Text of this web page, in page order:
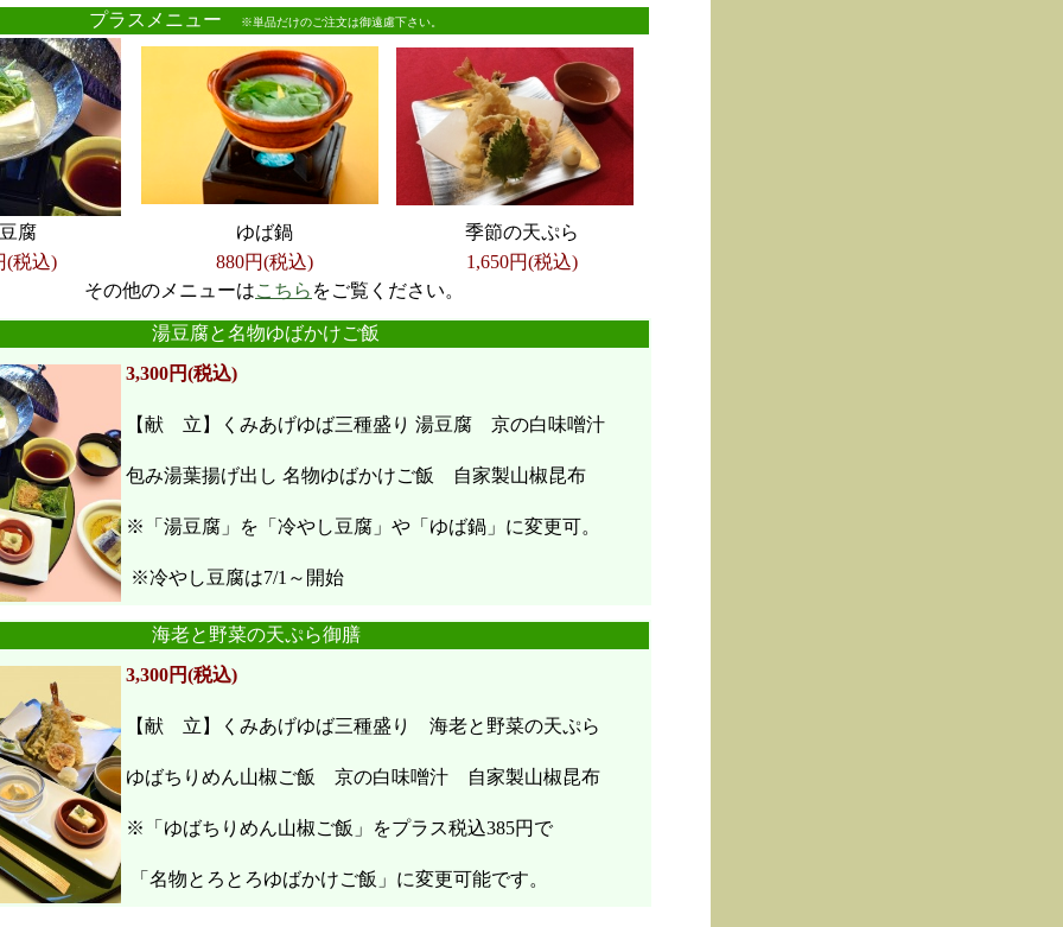
プラスメニュー ※単品だけのご注文は御遠慮下さい。
腐 ゆば鍋
季節の天ぷら
(税込)
880円(税込) 1,650円(税込)
その他のメニューはこちら をご覧ください。
湯豆腐と名物ゆばかけご飯
3,300円(税込)
【献 立】くみあげゆば三種盛り 湯豆腐 京の白味噌汁
包み湯葉揚げ出し 名物ゆばかけご飯 自家製山椒昆布
※「湯豆腐」を「冷やし豆腐」や「ゆば鍋」に変更可。
※冷やし豆腐は7/1～開始
海老と野菜の天ぷら御膳
3,300円(税込)
【献 立】くみあげゆば三種盛り 海老と野菜の天ぷら
ゆばちりめん山椒ご飯 京の白味噌汁 自家製山椒昆布
※「ゆばちりめん山椒ご飯」をプラス税込385円で
「名物とろとろゆばかけご飯」に変更可能です。